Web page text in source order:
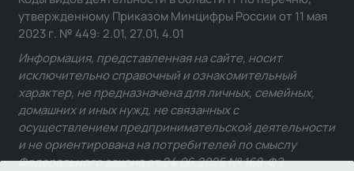
утвержденному Приказом Минцифры России от 11 мая
2023 г. № 449: 2.01, 27.01, 4.01
Информация, представленная на сайте, носит
исключительно справочный и ознакомительный
характер, не предназначена для личных, семейных,
домашних и иных нужд, не связанных с
осуществлением предпринимательской деятельности
и не ориентирована на потребителей по смыслу
Федерального закона от 24.06.2025 № 168-ФЗ.